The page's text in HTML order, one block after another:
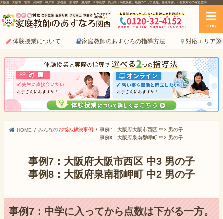
大阪府、大阪市、堺市、兵庫県、神戸市、京都府、奈良県、滋賀県、和歌山県、岡山県｜高校受験、勉強のニガテ克服、発達障害、不登校対応の家庭教師
menu
体験授業について 家庭教師のあすなろの指導方法 対応エリア
HOME みんなのお悩み解決事例
事例7：大阪府大阪市西区 中3 男の子
事例8：大阪府泉南郡岬町 中2 男の子
事例7：大阪府大阪市西区 中3 男の子
事例8：大阪府泉南郡岬町 中2 男の子
事例7：中学に入ってから点数は下がる一方。